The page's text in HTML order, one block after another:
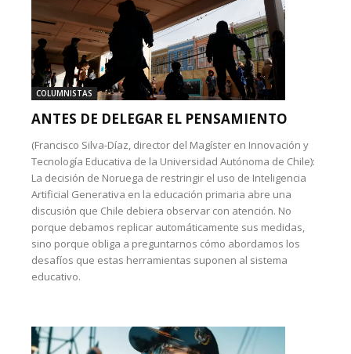
COLUMNISTAS
ANTES DE DELEGAR EL PENSAMIENTO
(Francisco Silva-Díaz, director del Magíster en Innovación y
Tecnología Educativa de la Universidad Autónoma de Chile):
La decisión de Noruega de restringir el uso de Inteligencia
Artificial Generativa en la educación primaria abre una
discusión que Chile debiera observar con atención. No
porque debamos replicar automáticamente sus medidas,
sino porque obliga a preguntarnos cómo abordamos los
desafíos que estas herramientas suponen al sistema
educativo.